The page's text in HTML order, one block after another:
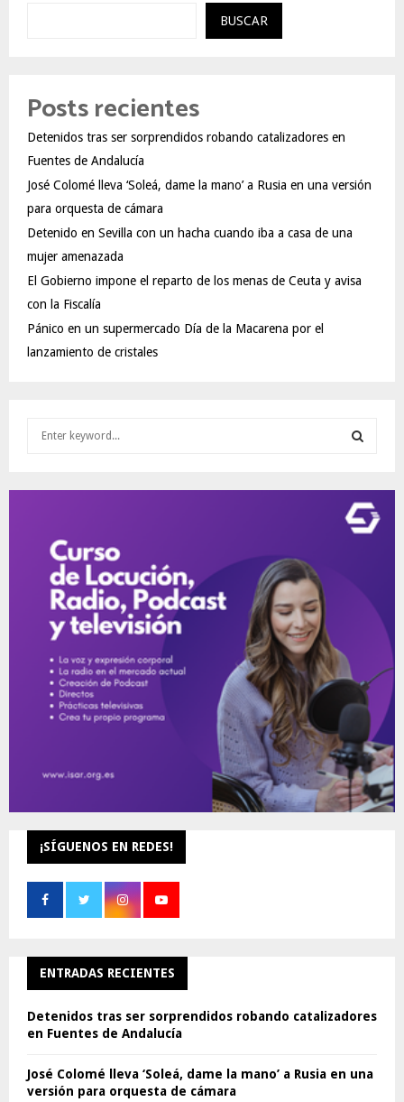
BUSCAR
Posts recientes
Detenidos tras ser sorprendidos robando catalizadores en
Fuentes de Andalucía
José Colomé lleva ‘Soleá, dame la mano’ a Rusia en una versión
para orquesta de cámara
Detenido en Sevilla con un hacha cuando iba a casa de una
mujer amenazada
El Gobierno impone el reparto de los menas de Ceuta y avisa
con la Fiscalía
Pánico en un supermercado Día de la Macarena por el
lanzamiento de cristales
E
¡SÍGUENOS EN REDES!
ENTRADAS RECIENTES
Detenidos tras ser sorprendidos robando catalizadores
en Fuentes de Andalucía
José Colomé lleva ‘Soleá, dame la mano’ a Rusia en una
versión para orquesta de cámara